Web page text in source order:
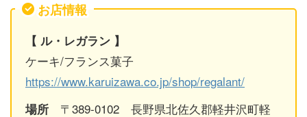
お店情報
【 ル・レガラン 】
ケーキ/フランス菓子
https://www.karuizawa.co.jp/shop/regalant/
場所 〒389-0102 長野県北佐久郡軽井沢町軽